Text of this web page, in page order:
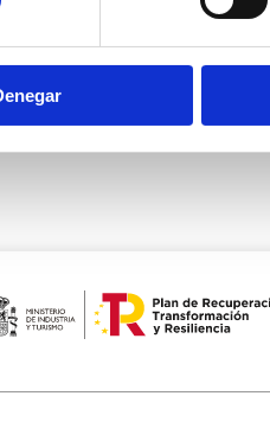
Sport